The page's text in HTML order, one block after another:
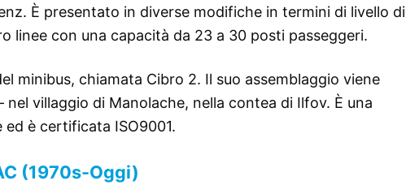
È presentato in diverse modifiche in termini di livello di
con una capacità da 23 a 30 posti passeggeri.
minibus, chiamata Cibro 2. Il suo assemblaggio viene
villaggio di Manolache, nella contea di Ilfov. È una
è certificata ISO9001.
(1970s-Oggi)